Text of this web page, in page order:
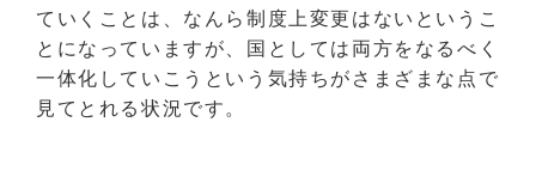
ていくことは、なんら制度上変更はないというこ
とになっていますが、国としては両方をなるべく
一体化していこうという気持ちがさまざまな点で
見てとれる状況です。